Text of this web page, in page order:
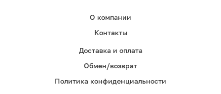
О компании
Контакты
Доставка и оплата
Обмен/возврат
Политика конфиденциальности